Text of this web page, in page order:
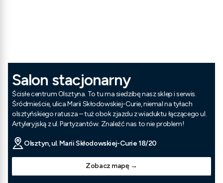
Salon stacjonarny
Ścisłe centrum Olsztyna. To tu ma siedzibę nasz sklep i serwis.
Śródmieście, ulica Marii Skłodowskiej-Curie, niemal na tyłach
olsztyńskiego ratusza – tuż obok zjazdu z wiaduktu łączącego ul.
Artyleryjską z ul. Partyzantów. Znaleźć nas to nie problem!
Olsztyn, ul. Marii Skłodowskiej-Curie 18/20
Zobacz mapę →